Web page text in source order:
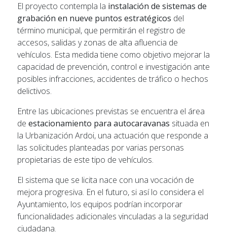
El proyecto contempla la instalación de sistemas de
grabación en nueve puntos estratégicos del
término municipal, que permitirán el registro de
accesos, salidas y zonas de alta afluencia de
vehículos. Esta medida tiene como objetivo mejorar la
capacidad de prevención, control e investigación ante
posibles infracciones, accidentes de tráfico o hechos
delictivos.
Entre las ubicaciones previstas se encuentra el área
de estacionamiento para autocaravanas situada en
la Urbanización Ardoi, una actuación que responde a
las solicitudes planteadas por varias personas
propietarias de este tipo de vehículos.
El sistema que se licita nace con una vocación de
mejora progresiva. En el futuro, si así lo considera el
Ayuntamiento, los equipos podrían incorporar
funcionalidades adicionales vinculadas a la seguridad
ciudadana.